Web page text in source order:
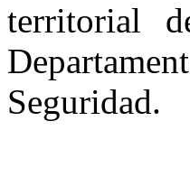
territorial
Seguridad.